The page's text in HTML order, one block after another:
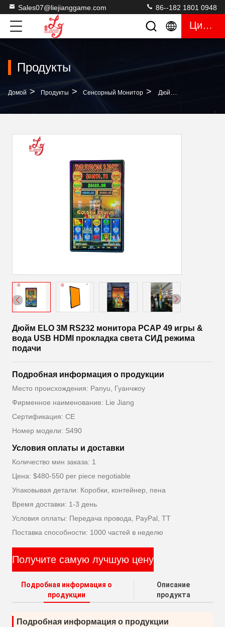
Sales07@liejianggame.com 86--182 1801 0948
Цитата
Продукты
Домой > Продукты > Сенсорный Монитор > Дюйм ELO 3M RS232 Монитора PCAP 49 Игры & Вода USB HDMI Прокладка Света СИД Режима Подачи
Дюйм ELO 3M RS232 монитора PCAP 49 игры &
вода USB HDMI прокладка света СИД режима
подачи
Подробная информация о продукции
Место происхождения: Panyu, Гуанчжоу
Фирменное наименование: Lie Jiang
Сертификация: CE
Номер модели: S490
Условия оплаты и доставки
Количество мин заказа: 1
Цена: $480-550 per piece negotiable
Упаковывая детали: Коробки, контейнер, пена
Время доставки: 1-3 день
Условия оплаты: Передача провода, PayPal, TT
Поставка способности: 1000 частей в неделю
Получите самую лучшую цену
Подробная информация о
продукции
Описание
продукта
Подробная информация о продукции